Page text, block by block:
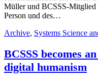
Müller und BCSSS-Mitglied
Person und des…
Archive, Systems Science
BCSSS becomes
digital humanism